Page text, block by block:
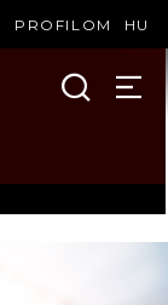
PROFILOM HU